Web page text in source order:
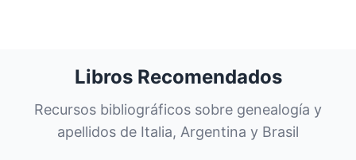
Libros Recomendados
Recursos bibliográficos sobre genealogía y
apellidos de Italia, Argentina y Brasil